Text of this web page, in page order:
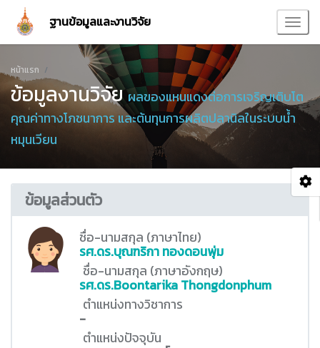
ฐานข้อมูลและงานวิจัย
หน้าแรก
ข้อมูลงานวิจัยผลของแหนแดงต่อการเจริญเติบโต
คุณค่าทางโภชนาการ และต้นทุนการผลิตปลานิลในระบบน้ำ
หมุนเวียน
ข้อมูลส่วนตัว
ชื่อ-นามสกุล (ภาษาไทย)
รศ.ดร.บุณฑริกา ทองดอนพุ่ม
ชื่อ-นามสกุล (ภาษาอังกฤษ)
รศ.ดร.Boontarika Thongdonphum
ตำแหน่งทางวิชาการ
-
ตำแหน่งปัจจุบัน